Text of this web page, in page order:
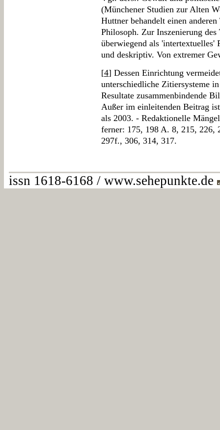
(Münchener Studien zur Alten
Huttner behandelt einen
Philosoph. Zur Inszenierung
überwiegend als 'intertextuelles'
und deskriptiv. Von extremer
[4] Dessen Einrichtung
unterschiedliche Zitiersysteme
Resultate zusammenbindende
Außer im einleitenden Beitrag
als 2003. - Redaktionelle
ferner: 175, 198 A. 8, 215, 226,
297f., 306, 314, 317.
issn 1618-6168 / www.sehepunkte.de